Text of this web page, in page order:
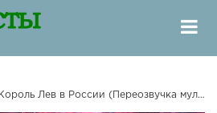
Лев в России (Переозвучка мультфильма)